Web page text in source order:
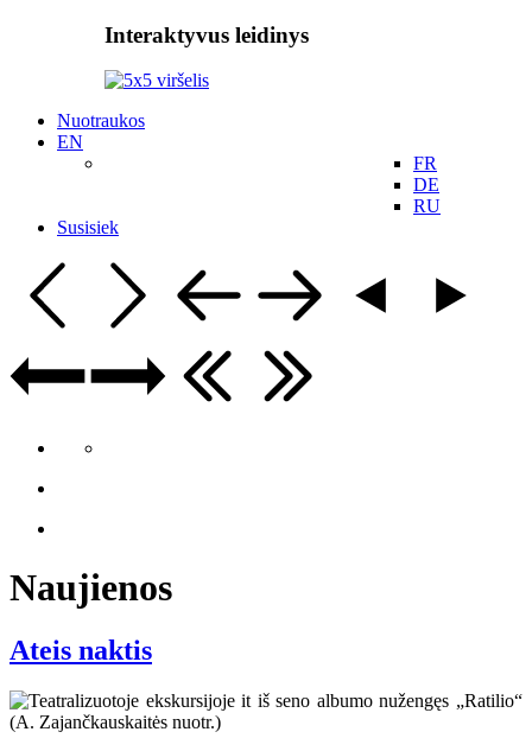
Interaktyvus leidinys
Nuotraukos
EN
FR
DE
RU
Susisiek
Naujienos
Ateis naktis